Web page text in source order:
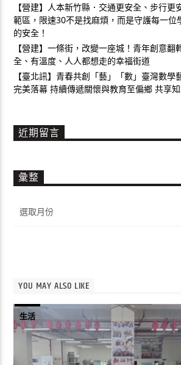
【營建】人本新竹縣．交通更安全、步行更
範區，限速30不是找麻煩，而是守護每一位
的安全！
【營建】一條街，改變一座城！青年創意翻
全、有溫度、人人都想走的幸福街道
【臺北訊】青春共創「藝」「數」臺灣數學
完美落幕 持續傳遞關懷與教育至偏鄉 共享
近期留言
彙整
整
YOU MAY ALSO LIKE
生活